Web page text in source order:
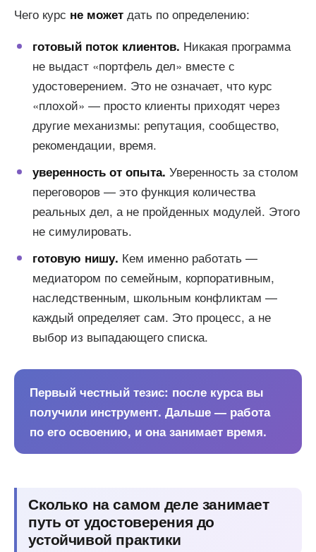
Чего курс не может дать по определению:
готовый поток клиентов. Никакая программа
не выдаст «портфель дел» вместе с
удостоверением. Это не означает, что курс
«плохой» — просто клиенты приходят через
другие механизмы: репутация, сообщество,
рекомендации, время.
уверенность от опыта. Уверенность за столом
переговоров — это функция количества
реальных дел, а не пройденных модулей. Этого
не симулировать.
готовую нишу. Кем именно работать —
медиатором по семейным, корпоративным,
наследственным, школьным конфликтам —
каждый определяет сам. Это процесс, а не
выбор из выпадающего списка.
Первый честный тезис: после курса вы
получили инструмент. Дальше — работа
по его освоению, и она занимает время.
Сколько на самом деле занимает
путь от удостоверения до
устойчивой практики